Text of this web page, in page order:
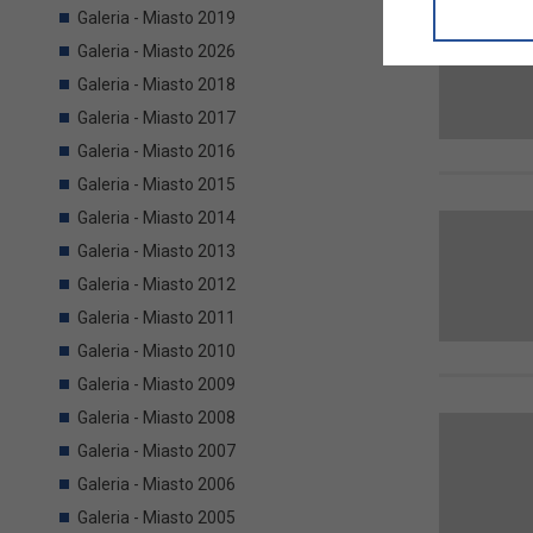
Galeria - Miasto 2019
Galeria - Miasto 2026
Galeria - Miasto 2018
Galeria - Miasto 2017
Galeria - Miasto 2016
Galeria - Miasto 2015
Galeria - Miasto 2014
Galeria - Miasto 2013
Galeria - Miasto 2012
Galeria - Miasto 2011
Galeria - Miasto 2010
Galeria - Miasto 2009
Galeria - Miasto 2008
Galeria - Miasto 2007
Galeria - Miasto 2006
Galeria - Miasto 2005
Niniejsza